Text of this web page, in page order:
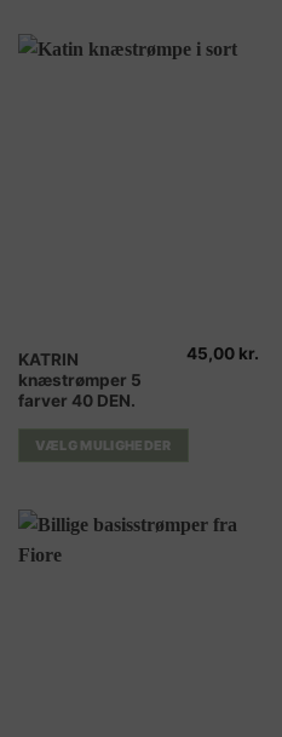
kan
vælges
KATRIN
knæstrømper 5
farver 40 DEN.
45,00 kr.
VÆLG MULIGHEDER
Dette
vare
har
flere
varianter.
kan
vælges
på